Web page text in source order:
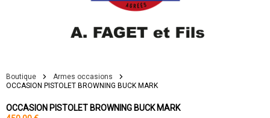
Boutique
Armes occasions
OCCASION PISTOLET BROWNING BUCK MARK
OCCASION PISTOLET BROWNING BUCK MARK